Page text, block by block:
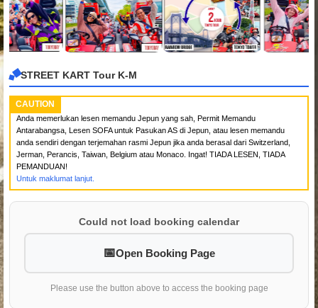
STREET KART Tour K-M
CAUTION
Anda memerlukan lesen memandu Jepun yang sah, Permit Memandu
Antarabangsa, Lesen SOFA untuk Pasukan AS di Jepun, atau lesen memandu
anda sendiri dengan terjemahan rasmi Jepun jika anda berasal dari Switzerland,
Jerman, Perancis, Taiwan, Belgium atau Monaco. Ingat! TIADA LESEN, TIADA
PEMANDUAN!
Untuk maklumat lanjut.
Could not load booking calendar
Open Booking Page
Please use the button above to access the booking page